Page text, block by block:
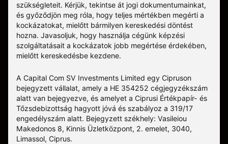
szükségleteit. Kérjük, tekintse át jogi dokumentumainkat,
és győződjön meg róla, hogy teljes mértékben megérti a
kockázatokat, mielőtt bármilyen kereskedési döntést
hozna. Javasoljuk, hogy használja cégünk képzési
szolgáltatásait a kockázatok jobb megértése érdekében,
mielőtt kereskedésbe kezdene.
A Capital Com SV Investments Limited egy Cipruson
bejegyzett vállalat, amely a HE 354252 cégjegyzékszám
alatt van bejegyezve, és amelyet a Ciprusi Értékpapír- és
Tőzsdebizottság hagyott jóvá és szabályoz a 319/17
engedélyszám alatt. Bejegyzett székhely: Vasileiou
Makedonos 8, Kinnis Üzletközpont, 2. emelet, 3040,
Limassol, Ciprus.